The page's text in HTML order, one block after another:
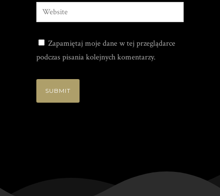
Zapamiętaj moje dane w tej przeglądarce
podczas pisania kolejnych komentarzy.